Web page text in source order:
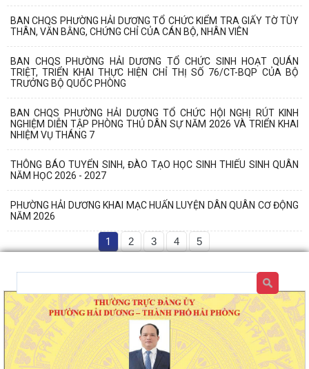
BAN CHQS PHƯỜNG HẢI DƯƠNG TỔ CHỨC KIỂM TRA GIẤY TỜ TÙY
THÂN, VĂN BẰNG, CHỨNG CHỈ CỦA CÁN BỘ, NHÂN VIÊN
BAN CHQS PHƯỜNG HẢI DƯƠNG TỔ CHỨC SINH HOẠT QUÁN
TRIỆT, TRIỂN KHAI THỰC HIỆN CHỈ THỊ SỐ 76/CT-BQP CỦA BỘ
TRƯỞNG BỘ QUỐC PHÒNG
BAN CHQS PHƯỜNG HẢI DƯƠNG TỔ CHỨC HỘI NGHỊ RÚT KINH
NGHIỆM DIỄN TẬP PHÒNG THỦ DÂN SỰ NĂM 2026 VÀ TRIỂN KHAI
NHIỆM VỤ THÁNG 7
THÔNG BÁO TUYỂN SINH, ĐÀO TẠO HỌC SINH THIẾU SINH QUÂN
NĂM HỌC 2026 - 2027
PHƯỜNG HẢI DƯƠNG KHAI MẠC HUẤN LUYỆN DÂN QUÂN CƠ ĐỘNG
NĂM 2026
1 2 3 4 5